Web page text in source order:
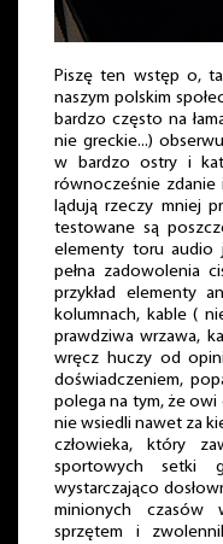
Piszę ten wstęp o,
naszym polskim
bardzo często na
nie greckie...)
w bardzo ostry i
równocześnie zdanie
lądują rzeczy mniej
testowane są
elementy toru audio
pełna zadowolenia
przykład elementy
kolumnach, kable (
prawdziwa wrzawa,
wręcz huczy od
doświadczeniem,
polega na tym, że owi
nie wsiedli nawet za
człowieka, który
sportowych setki
wystarczająco
minionych czasów
sprzętem i